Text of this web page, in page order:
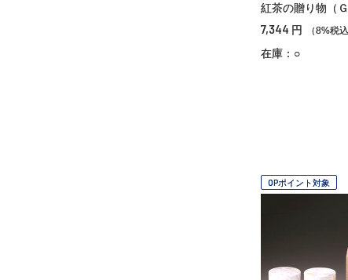
紅茶の贈り物（
7,344 円 （8%税込
在庫：○
OPポイント対象